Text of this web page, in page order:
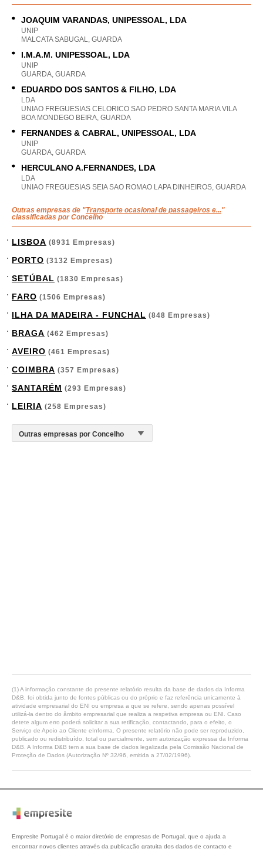
JOAQUIM VARANDAS, UNIPESSOAL, LDA
UNIP
MALCATA SABUGAL, GUARDA
I.M.A.M. UNIPESSOAL, LDA
UNIP
GUARDA, GUARDA
EDUARDO DOS SANTOS & FILHO, LDA
LDA
UNIAO FREGUESIAS CELORICO SAO PEDRO SANTA MARIA VILA
BOA MONDEGO BEIRA, GUARDA
FERNANDES & CABRAL, UNIPESSOAL, LDA
UNIP
GUARDA, GUARDA
HERCULANO A.FERNANDES, LDA
LDA
UNIAO FREGUESIAS SEIA SAO ROMAO LAPA DINHEIROS, GUARDA
Outras empresas de "Transporte ocasional de passageiros e..."
classificadas por Concelho
LISBOA (8931 Empresas)
PORTO (3132 Empresas)
SETÚBAL (1830 Empresas)
FARO (1506 Empresas)
ILHA DA MADEIRA - FUNCHAL (848 Empresas)
BRAGA (462 Empresas)
AVEIRO (461 Empresas)
COIMBRA (357 Empresas)
SANTARÉM (293 Empresas)
LEIRIA (258 Empresas)
(1) A informação constante do presente relatório resulta da base de dados da Informa
D&B, foi obtida junto de fontes públicas ou do próprio e faz referência unicamente à
atividade empresarial do ENI ou empresa a que se refere, sendo apenas possível
utilizá-la dentro do âmbito empresarial que realiza a respetiva empresa ou ENI. Caso
detete algum erro poderá solicitar a sua retificação, contactando, para o efeito, o
Serviço de Apoio ao Cliente eInforma. O presente relatório não pode ser reproduzido,
publicado ou redistribuído, total ou parcialmente, sem autorização expressa da Informa
D&B. A Informa D&B tem a sua base de dados legalizada pela Comissão Nacional de
Proteção de Dados (Autorização Nº 32/96, emitida a 27/02/1996).
Empresite Portugal é o maior diretório de empresas de Portugal, que o ajuda a
encontrar novos clientes através da publicação gratuita dos dados de contacto e